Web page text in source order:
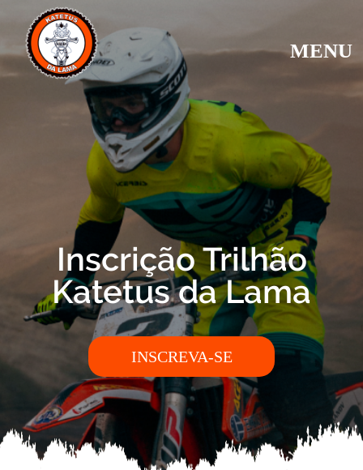
MENU
Inscrição Trilhão
Katetus da Lama
INSCREVA-SE